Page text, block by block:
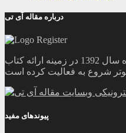
درباره مقاله آی تی
وبسایت مقاله آی تی از آبان ماه سال 1392 در زمینه ارائه کتاب
پیوندهای مفید